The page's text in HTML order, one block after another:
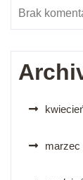
Brak
marzec